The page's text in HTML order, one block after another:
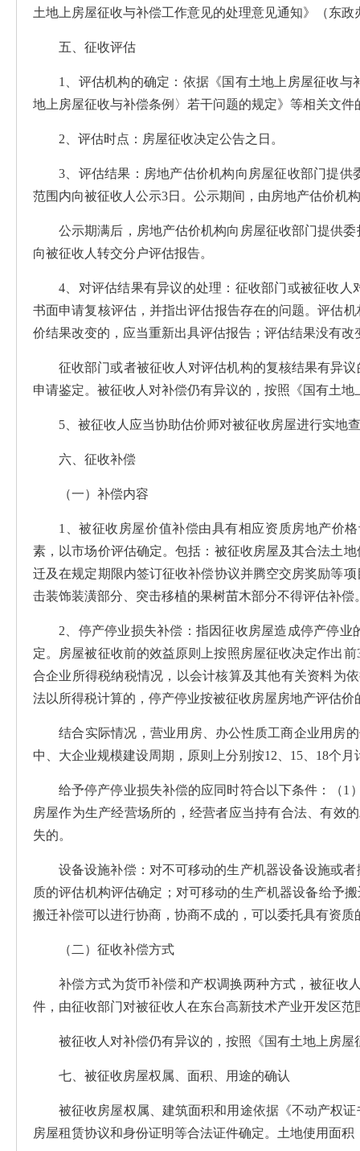
土地上房屋征收与补偿工作意见的处理意见通知》（东政
五、征收评估
1、评估机构的确定：依据《国有土地上房屋征收
地上房屋征收与补偿条例〉若干问题的规定》等相关文
2、评估时点：房屋征收决定公告之日。
3、评估结果：房地产估价机构向房屋征收部门提
范围内向被征收人公示3日。公示期间，由房地产估价机
公示期满后，房地产估价机构向房屋征收部门提供
向被征收人转交分户评估报告。
4、对评估结果有异议的处理：征收部门或被征收
书面申请复核评估，并指出评估报告存在的问题。评估
价结果改变的，应当重新出具评估报告；评估结果没有
征收部门或者被征收人对评估机构的复核结果有异
申请鉴定。被征收人对补偿仍有异议的，按照《国有土
5、被征收人应当协助估价师对被征收房屋进行实地
六、征收补偿
（一）补偿内容
1、被征收房屋价值补偿由具有相应资质房地产价
素，以市场价评估确定。包括：被征收房屋及其合法土
迁及在规定期限内签订征收补偿协议并腾空交房奖励等
击装饰装潢部分、突击移植的果树苗木部分不得评估补偿
2、停产停业损失补偿：指因征收房屋造成停产停
定。房屋被征收前的效益原则上按照房屋征收决定作出
合企业所得税纳税情况，以会计核算及其他有关资料为
法以所得税计算的，停产停业按被征收房屋房地产评估价
结合实际情况，营业用房、办公性质工商企业用房
中、大企业规模建设周期，原则上分别按12、15、18个月
给予停产停业损失补偿的应同时符合以下条件：（1
房屋作为生产经营场所的，经营者应当持有合法、有效
失的。
设备设施补偿：对不可移动的生产机器设备设施或
质的评估机构评估确定；对可移动的生产机器设备给予
搬迁补偿可以进行协商，协商不成的，可以委托具有资
（二）征收补偿方式
补偿方式为货币补偿和产权调换两种方式，被征收
件，由征收部门对被征收人在东台高新技术产业开发区范
被征收人对补偿仍有异议的，按照《国有土地上房
七、被征收房屋权属、面积、用途的确认
被征收房屋权属、建筑面积和用途依据《不动产权
房屋租赁协议和身份证明等合法证件确定。土地使用面